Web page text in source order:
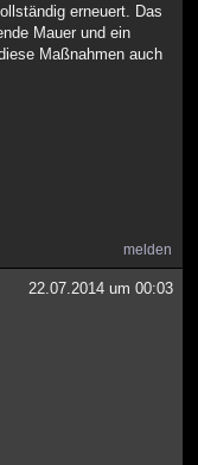
erneuert. Das
Mauer und ein
Maßnahmen auch
melden
22.07.2014 um 00:03